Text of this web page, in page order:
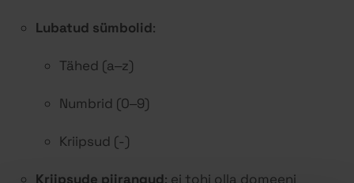
Lubatud sümbolid:
Tähed (a–z)
Numbrid (0–9)
Kriipsud (-)
Kriipsude piirangud: ei tohi olla domeeni